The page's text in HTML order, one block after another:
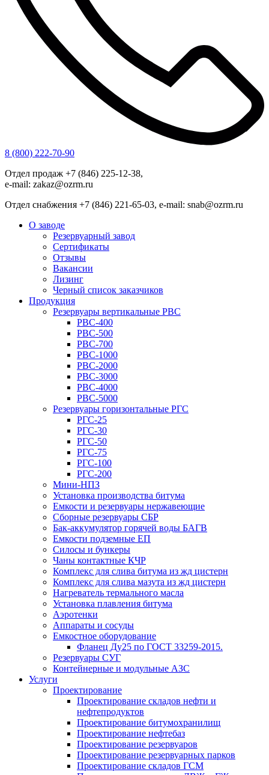
8 (800) 222-70-90
Отдел продаж +7 (846) 225-12-38,
e-mail: zakaz@ozrm.ru
Отдел снабжения +7 (846) 221-65-03, e-mail: snab@ozrm.ru
О заводе
Резервуарный завод
Сертификаты
Отзывы
Вакансии
Лизинг
Черный список заказчиков
Продукция
Резервуары вертикальные РВС
РВС-400
РВС-500
РВС-700
РВС-1000
РВС-2000
РВС-3000
РВС-4000
РВС-5000
Резервуары горизонтальные РГС
РГС-25
РГС-30
РГС-50
РГС-75
РГС-100
РГС-200
Мини-НПЗ
Установка производства битума
Емкости и резервуары нержавеющие
Сборные резервуары СБР
Бак-аккумулятор горячей воды БАГВ
Емкости подземные ЕП
Силосы и бункеры
Чаны контактные КЧР
Комплекс для слива битума из жд цистерн
Комплекс для слива мазута из жд цистерн
Нагреватель термального масла
Установка плавления битума
Аэротенки
Аппараты и сосуды
Емкостное оборудование
Фланец Ду25 по ГОСТ 33259-2015.
Резервуары СУГ
Контейнерные и модульные АЗС
Услуги
Проектирование
Проектирование складов нефти и
нефтепродуктов
Проектирование битумохранилищ
Проектирование нефтебаз
Проектирование резервуаров
Проектирование резервуарных парков
Проектирование складов ГСМ